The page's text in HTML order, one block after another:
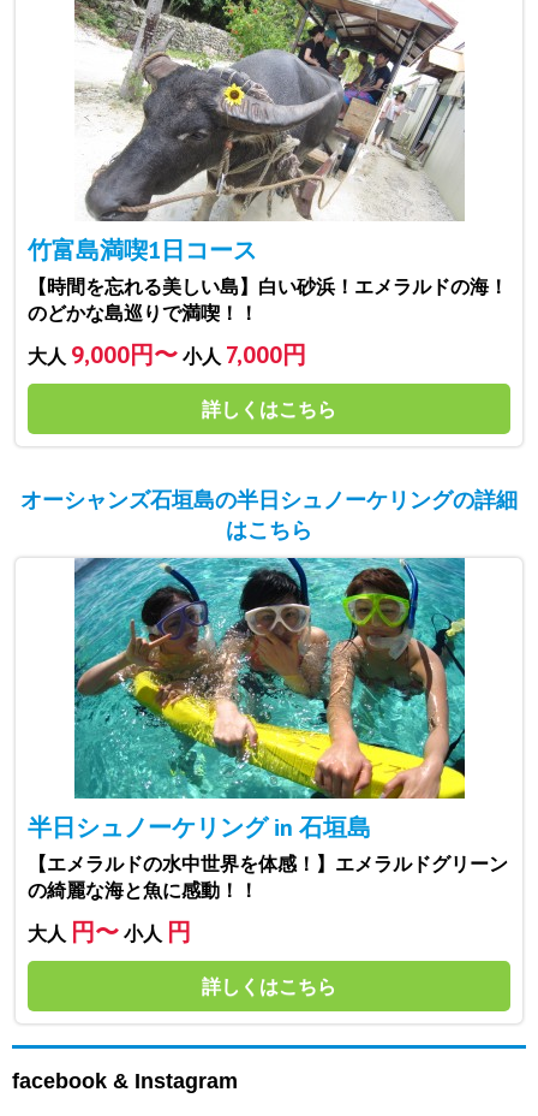
竹富島満喫1日コース
【時間を忘れる美しい島】白い砂浜！エメラルドの海！
のどかな島巡りで満喫！！
大人 9,000円〜 小人 7,000円
詳しくはこちら
オーシャンズ石垣島の半日シュノーケリングの詳細
はこちら
半日シュノーケリング in 石垣島
【エメラルドの水中世界を体感！】エメラルドグリーン
の綺麗な海と魚に感動！！
大人 円〜 小人 円
詳しくはこちら
facebook & Instagram